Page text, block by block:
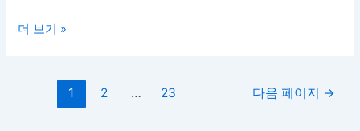
매
더 보기 »
1 2 … 23 다음 페이지 →